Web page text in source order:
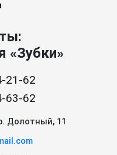
«Зубки»
21-62
63-62
Долотный, 11